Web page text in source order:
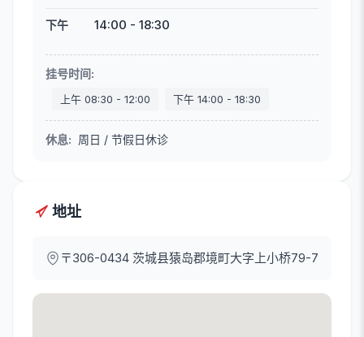
下午 14:00 - 18:30
挂号时间:
上午 08:30 - 12:00 下午 14:00 - 18:30
休息: 周日 / 节假日休诊
地址
〒306-0434 茨城县猿岛郡境町大字上小桥79-7